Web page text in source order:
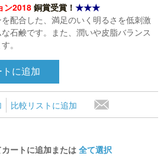
ン2018 銅賞受賞！ ★★★
配合した、満足のいく明るさを低刺激
石鹸です。また、潤いや皮脂バランス
。
トに追加
比較リストに追加
ートに追加または 全て選択